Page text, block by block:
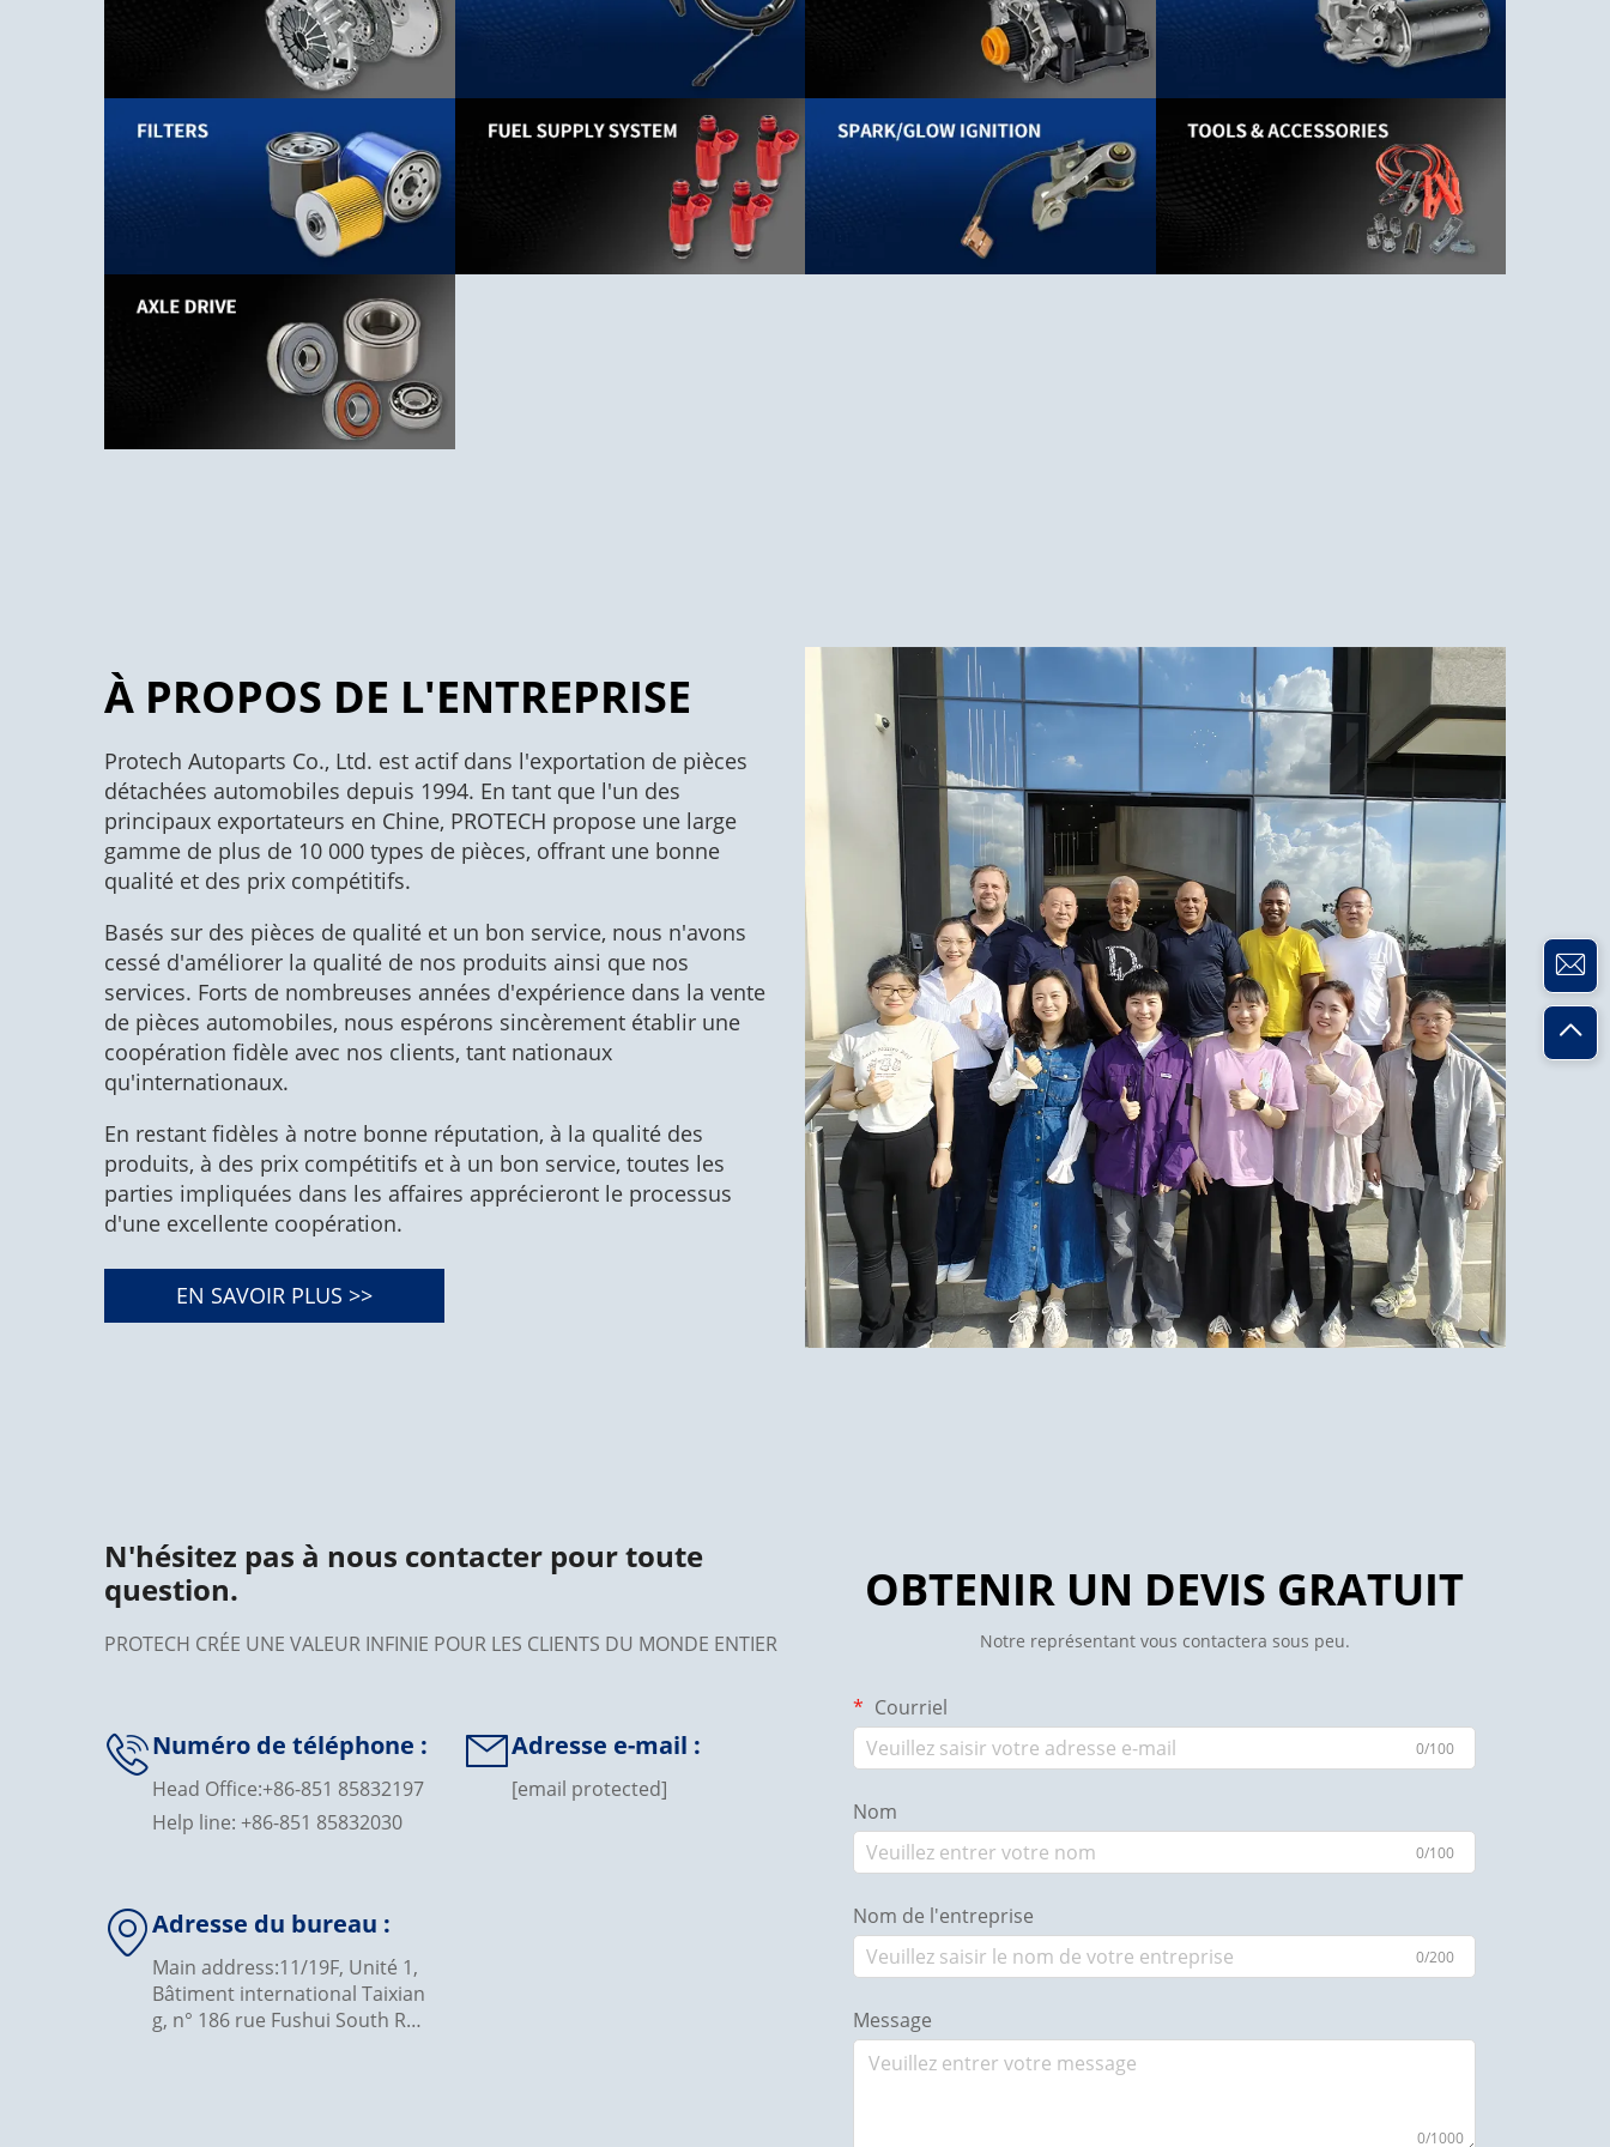
À PROPOS DE L'ENTREPRISE
Protech Autoparts Co., Ltd. est actif dans l'exportation de pièces
détachées automobiles depuis 1994. En tant que l'un des
principaux exportateurs en Chine, PROTECH propose une large
gamme de plus de 10 000 types de pièces, offrant une bonne
qualité et des prix compétitifs.
Basés sur des pièces de qualité et un bon service, nous n'avons
cessé d'améliorer la qualité de nos produits ainsi que nos
services. Forts de nombreuses années d'expérience dans la vente
de pièces automobiles, nous espérons sincèrement établir une
coopération fidèle avec nos clients, tant nationaux
qu'internationaux.
En restant fidèles à notre bonne réputation, à la qualité des
produits, à des prix compétitifs et à un bon service, toutes les
parties impliquées dans les affaires apprécieront le processus
d'une excellente coopération.
EN SAVOIR PLUS >>
N'hésitez pas à nous contacter pour toute
question.
PROTECH CRÉE UNE VALEUR INFINIE POUR LES CLIENTS DU MONDE ENTIER
Numéro de téléphone :
Head Office:+86-851 85832197
Help line: +86-851 85832030
Adresse e-mail :
[email protected]
Adresse du bureau :
Main address:11/19F, Unité 1,
Bâtiment international Taixian
g, n° 186 rue Fushui South Ro
OBTENIR UN DEVIS GRATUIT
Notre représentant vous contactera sous peu.
Courriel
0/100
Nom
0/100
Nom de l'entreprise
0/200
Message
0/1000